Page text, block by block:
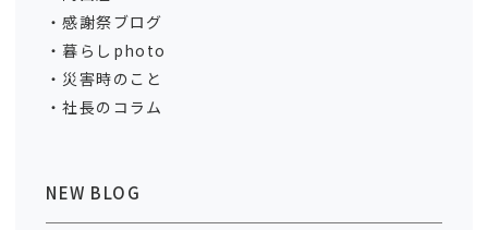
感謝祭ブログ
暮らしphoto
災害時のこと
社長のコラム
NEW BLOG